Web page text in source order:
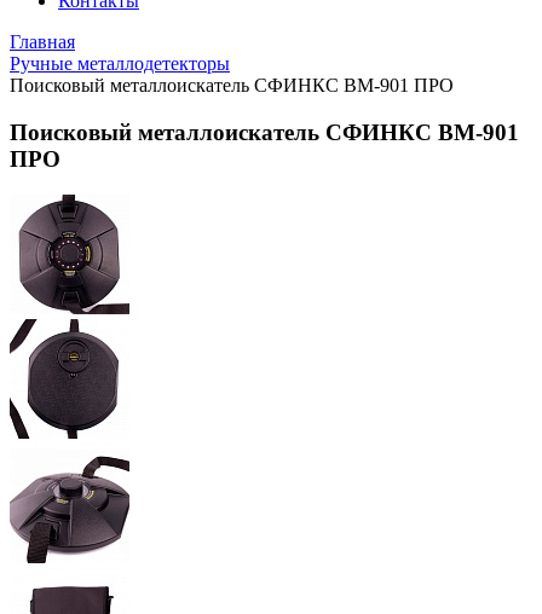
Главная
Ручные металлодетекторы
Поисковый металлоискатель СФИНКС ВМ-901 ПРО
Поисковый металлоискатель СФИНКС ВМ-901
ПРО